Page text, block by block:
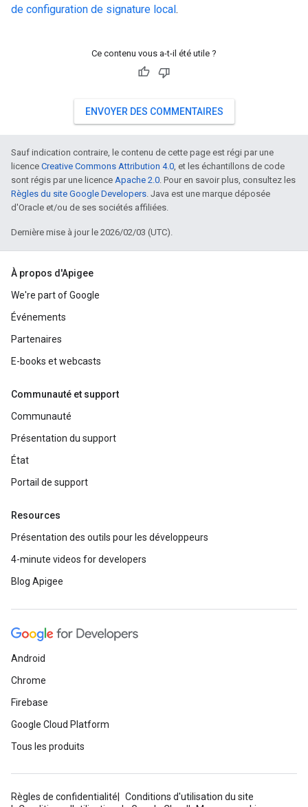
de configuration de signature local.
Ce contenu vous a-t-il été utile ?
ENVOYER DES COMMENTAIRES
Sauf indication contraire, le contenu de cette page est régi par une
licence Creative Commons Attribution 4.0, et les échantillons de code
sont régis par une licence Apache 2.0. Pour en savoir plus, consultez les
Règles du site Google Developers. Java est une marque déposée
d'Oracle et/ou de ses sociétés affiliées.
Dernière mise à jour le 2026/02/03 (UTC).
À propos d'Apigee
We're part of Google
Événements
Partenaires
E-books et webcasts
Communauté et support
Communauté
Présentation du support
État
Portail de support
Resources
Présentation des outils pour les développeurs
4-minute videos for developers
Blog Apigee
Android
Chrome
Firebase
Google Cloud Platform
Tous les produits
Règles de confidentialité
Conditions d'utilisation du site